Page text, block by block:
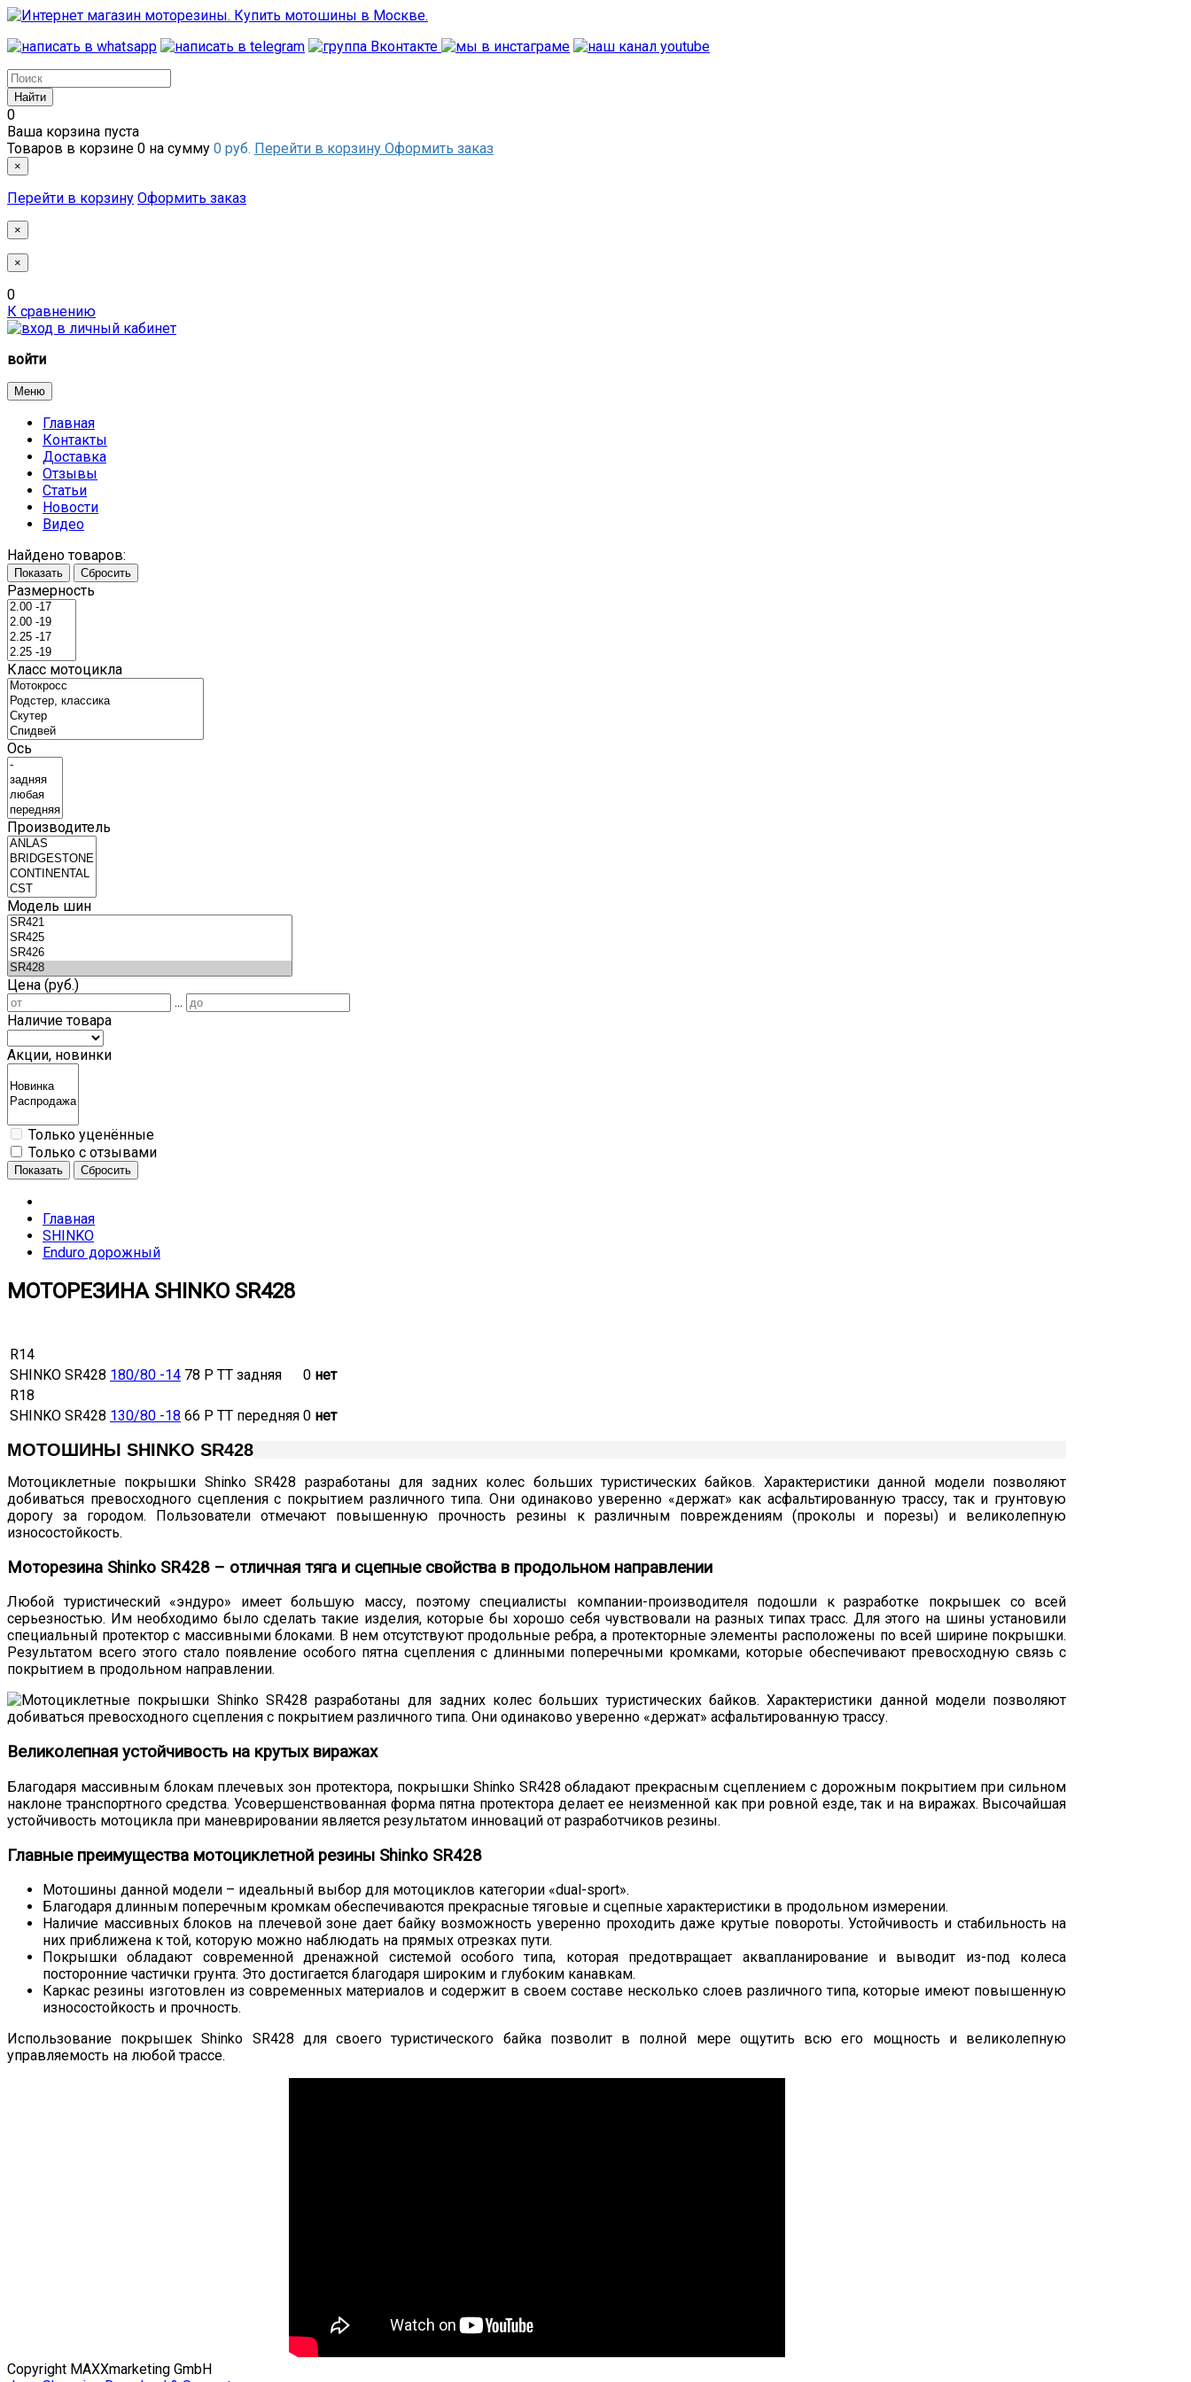
0
Ваша корзина пуста
Товаров в корзине 0 на сумму 0 руб. Перейти в корзину Оформить заказ
×
Перейти в корзину Оформить заказ
×
×
0
К сравнению
войти
Меню
Главная
Контакты
Доставка
Отзывы
Статьи
Новости
Видео
Найдено товаров:
Показать Сбросить
Размерность
Класс мотоцикла
Ось
Производитель
Модель шин
Цена (руб.)
...
Наличие товара
Акции, новинки
Только уценённые
Только с отзывами
Показать Сбросить
Главная
SHINKO
Enduro дорожный
МОТОРЕЗИНА SHINKO SR428
R14
SHINKO SR428 180/80 -14 78 P TT задняя 0 нет
R18
SHINKO SR428 130/80 -18 66 P TT передняя 0 нет
МОТОШИНЫ SHINKO SR428
Мотоциклетные покрышки Shinko SR428 разработаны для задних колес больших туристических байков. Характеристики данной модели позволяют
добиваться превосходного сцепления с покрытием различного типа. Они одинаково уверенно «держат» как асфальтированную трассу, так и грунтовую
дорогу за городом. Пользователи отмечают повышенную прочность резины к различным повреждениям (проколы и порезы) и великолепную
износостойкость.
Моторезина Shinko SR428 – отличная тяга и сцепные свойства в продольном направлении
Любой туристический «эндуро» имеет большую массу, поэтому специалисты компании-производителя подошли к разработке покрышек со всей
серьезностью. Им необходимо было сделать такие изделия, которые бы хорошо себя чувствовали на разных типах трасс. Для этого на шины установили
специальный протектор с массивными блоками. В нем отсутствуют продольные ребра, а протекторные элементы расположены по всей ширине покрышки.
Результатом всего этого стало появление особого пятна сцепления с длинными поперечными кромками, которые обеспечивают превосходную связь с
покрытием в продольном направлении.
Великолепная устойчивость на крутых виражах
Благодаря массивным блокам плечевых зон протектора, покрышки Shinko SR428 обладают прекрасным сцеплением с дорожным покрытием при сильном
наклоне транспортного средства. Усовершенствованная форма пятна протектора делает ее неизменной как при ровной езде, так и на виражах. Высочайшая
устойчивость мотоцикла при маневрировании является результатом инноваций от разработчиков резины.
Главные преимущества мотоциклетной резины Shinko SR428
Мотошины данной модели – идеальный выбор для мотоциклов категории «dual-sport».
Благодаря длинным поперечным кромкам обеспечиваются прекрасные тяговые и сцепные характеристики в продольном измерении.
Наличие массивных блоков на плечевой зоне дает байку возможность уверенно проходить даже крутые повороты. Устойчивость и стабильность на
них приближена к той, которую можно наблюдать на прямых отрезках пути.
Покрышки обладают современной дренажной системой особого типа, которая предотвращает аквапланирование и выводит из-под колеса
посторонние частички грунта. Это достигается благодаря широким и глубоким канавкам.
Каркас резины изготовлен из современных материалов и содержит в своем составе несколько слоев различного типа, которые имеют повышенную
износостойкость и прочность.
Использование покрышек Shinko SR428 для своего туристического байка позволит в полной мере ощутить всю его мощность и великолепную
управляемость на любой трассе.
Copyright MAXXmarketing GmbH